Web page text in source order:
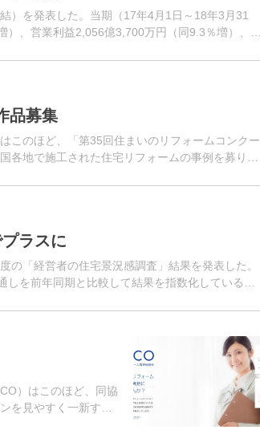
）を発表した。当期（17年4月1日～18年3月31
、営業利益2,056億3,700万円（同9.3％増）、経
品募集
このほど、「第35回住まいのリフォームコンクー
各地で施工された住宅リフォームの事例を募り、
ラスに
の「経営者の住宅景況感調査」結果を発表した。
を前年同期と比較して結果を指数化しているも
）はこのほど、同協
を見やすく一新する